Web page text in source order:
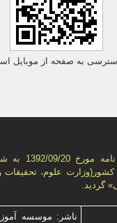
به صفحه از موبایل
ناشر: موسسه